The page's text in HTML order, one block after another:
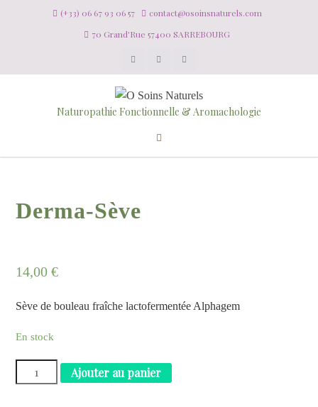
(+33) 06 67 93 06 57
contact@osoinsnaturels.com
70 Grand'Rue 57400 SARREBOURG
Naturopathie Fonctionnelle & Aromachologie
Derma-Sève
14,00€
Sève de bouleau fraîche lactofermentée Alphagem
En stock
Ajouter au panier